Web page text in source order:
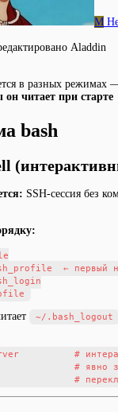
M
Aladdin
в разных режимах
читает при старте
bash
SSH-сессия без
← первый
~/.bash_logout
#
# явно